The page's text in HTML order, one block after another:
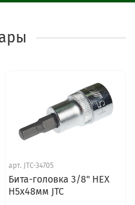
арт. JTC-34705
Бита-головка 3/8" HEX
H5х48мм JTC